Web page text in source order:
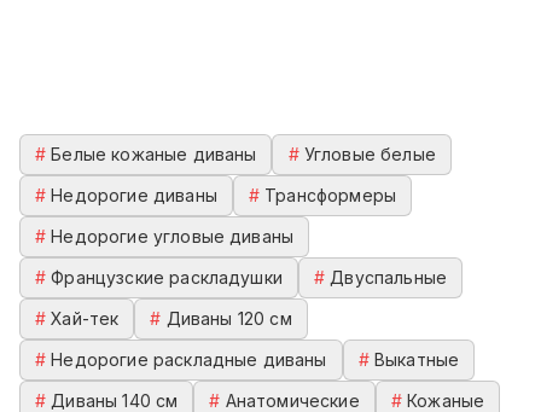
#Белые кожаные диваны # Угловые белые
#Недорогие диваны # Трансформеры
#Недорогие угловые диваны
#Французские раскладушки # Двуспальные
#Хай-тек # Диваны 120 см
#Недорогие раскладные диваны # Выкатные
# Диваны 140 см # Анатомические #Кожаные